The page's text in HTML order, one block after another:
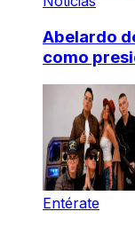
Abelardo
como
Entérate